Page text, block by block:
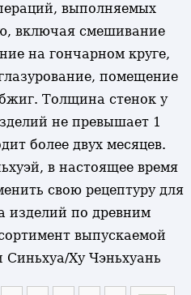
выполняемых
включая смешивание
на гончарном круге,
помещение
Толщина стенок у
не превышает 1
более двух месяцев.
в настоящее время
свою рецептуру для
изделий по древним
выпускаемой
Ху Чэньхуань